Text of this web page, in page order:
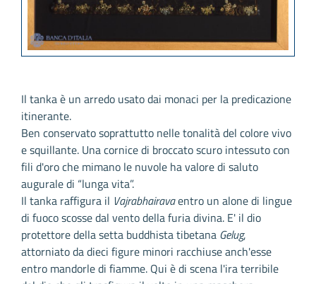
Il tanka è un arredo usato dai monaci per la predicazione
itinerante.
Ben conservato soprattutto nelle tonalità del colore vivo
e squillante. Una cornice di broccato scuro intessuto con
fili d'oro che mimano le nuvole ha valore di saluto
augurale di “lunga vita”.
Il tanka raffigura il Vajrabhairavaentro un alone di lingue
di fuoco scosse dal vento della furia divina. E' il dio
protettore della setta buddhista tibetana Gelug,
attorniato da dieci figure minori racchiuse anch'esse
entro mandorle di fiamme. Qui è di scena l'ira terribile